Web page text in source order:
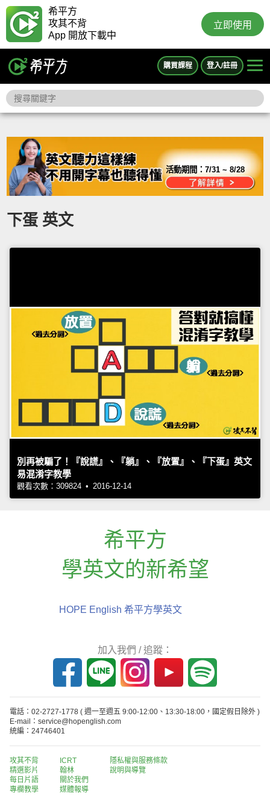
希平方
攻其不背
App 開放下載中
立即使用
購買課程 登入/註冊
活動期間：7/31 ~ 8/28
下蛋 英文
別再被騙了！『說謊』、『躺』、『放置』、『下蛋』英文
易混淆字教學
觀看次數：309824 • 2016-12-14
希平方
學英文的新希望
HOPE English 希平方學英文
加入我們 / 追蹤：
電話：02-2727-1778 ( 週一至週五 9:00-12:00、13:30-18:00，國定假日除外 )
E-mail：service@hopenglish.com
統編：24746401
攻其不背
精選影片
每日片語
專欄教學
ICRT
翰林
關於我們
媒體報導
隱私權與服務條款
說明與導覽